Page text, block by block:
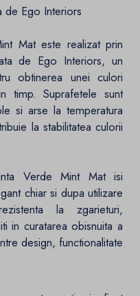
de Ego Interiors
Mat este realizat prin
de Ego Interiors, un
obtinerea unei culori
timp. Suprafetele sunt
si arse la temperatura
la stabilitatea culorii
Verde Mint Mat isi
chiar si dupa utilizare
la zgarieturi,
in curatarea obisnuita a
design, functionalitate